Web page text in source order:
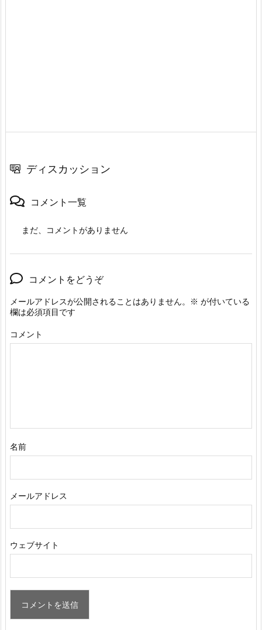
ディスカッション
コメント一覧
まだ、コメントがありません
コメントをどうぞ
メールアドレスが公開されることはありません。 ※ が付いている
欄は必須項目です
コメント
名前
メールアドレス
ウェブサイト